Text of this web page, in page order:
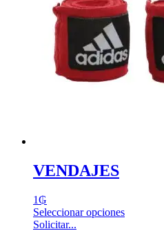
VENDAJES
1₲
Seleccionar opciones
Solicitar...